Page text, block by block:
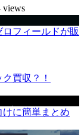
views
フィールドが販
買収？！
に簡単まとめ